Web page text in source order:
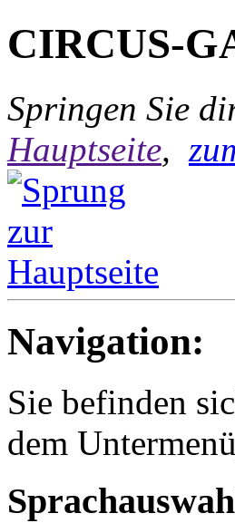
CIRCUS-
Springen Sie
Hauptseite,
Navigation:
Sie befinden
dem